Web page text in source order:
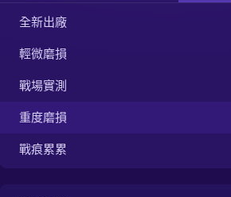
全新出廠
輕微磨損
戰場實測
重度磨損
戰痕累累